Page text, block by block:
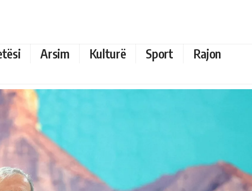
Arsim Kulturë Sport
Rajon